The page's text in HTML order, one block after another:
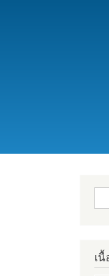
ฟอร์
เ